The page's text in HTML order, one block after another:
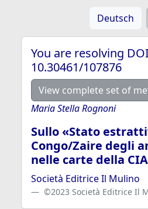
Deutsch
You are resolving
10.30461/107876
View complete set of
Maria Stella Rognoni
Sullo «Stato
Congo/Zaire degli
nelle carte della CIA
Società Editrice Il Mulino
©2023 Società Editrice Il